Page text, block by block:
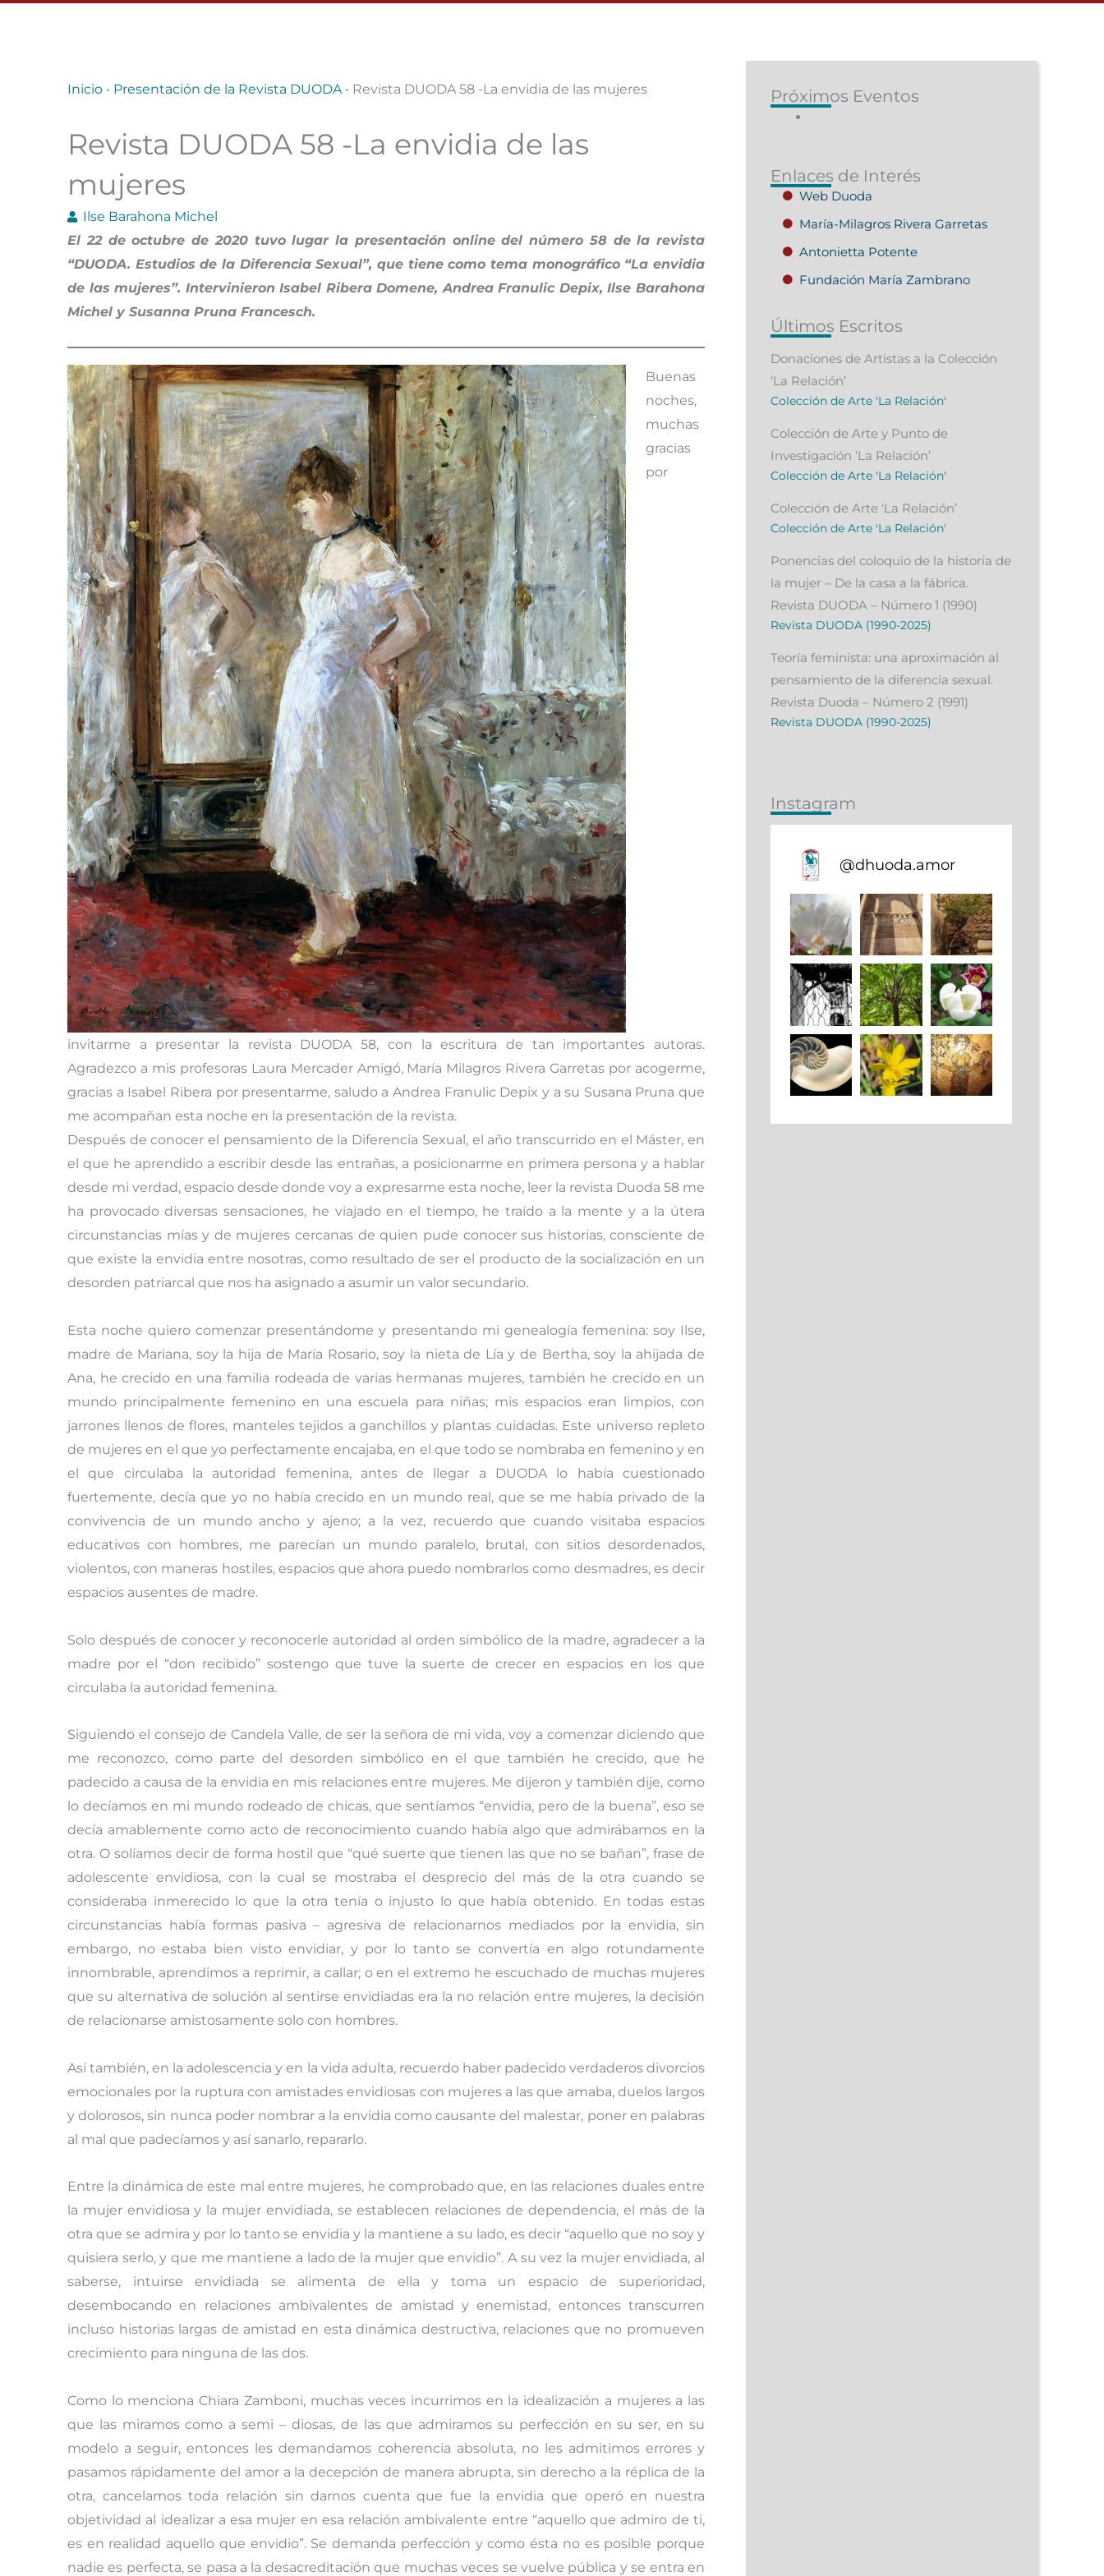
Inicio • Presentación de la Revista DUODA• Revista DUODA 58 -La envidia de las mujeres
Revista DUODA 58 -La envidia de las
mujeres
Ilse Barahona Michel
El 22 de octubre de 2020 tuvo lugar la presentación online del número 58 de la revista
“DUODA. Estudios de la Diferencia Sexual”, que tiene como tema monográfico “La envidia
de las mujeres”. Intervinieron Isabel Ribera Domene, Andrea Franulic Depix, Ilse Barahona
Michel y Susanna Pruna Francesch.
Buenas
noches,
muchas
gracias
por
invitarme a presentar la revista DUODA 58, con la escritura de tan importantes autoras.
Agradezco a mis profesoras Laura Mercader Amigó, María Milagros Rivera Garretas por acogerme,
gracias a Isabel Ribera por presentarme, saludo a Andrea Franulic Depix y a su Susana Pruna que
me acompañan esta noche en la presentación de la revista.
Después de conocer el pensamiento de la Diferencia Sexual, el año transcurrido en el Máster, en
el que he aprendido a escribir desde las entrañas, a posicionarme en primera persona y a hablar
desde mi verdad, espacio desde donde voy a expresarme esta noche, leer la revista Duoda 58 me
ha provocado diversas sensaciones, he viajado en el tiempo, he traído a la mente y a la útera
circunstancias mías y de mujeres cercanas de quien pude conocer sus historias, consciente de
que existe la envidia entre nosotras, como resultado de ser el producto de la socialización en un
desorden patriarcal que nos ha asignado a asumir un valor secundario.
Esta noche quiero comenzar presentándome y presentando mi genealogía femenina: soy Ilse,
madre de Mariana, soy la hija de María Rosario, soy la nieta de Lía y de Bertha, soy la ahijada de
Ana, he crecido en una familia rodeada de varias hermanas mujeres, también he crecido en un
mundo principalmente femenino en una escuela para niñas; mis espacios eran limpios, con
jarrones llenos de flores, manteles tejidos a ganchillos y plantas cuidadas. Este universo repleto
de mujeres en el que yo perfectamente encajaba, en el que todo se nombraba en femenino y en
el que circulaba la autoridad femenina, antes de llegar a DUODA lo había cuestionado
fuertemente, decía que yo no había crecido en un mundo real, que se me había privado de la
convivencia de un mundo ancho y ajeno; a la vez, recuerdo que cuando visitaba espacios
educativos con hombres, me parecían un mundo paralelo, brutal, con sitios desordenados,
violentos, con maneras hostiles, espacios que ahora puedo nombrarlos como desmadres, es decir
espacios ausentes de madre.
Solo después de conocer y reconocerle autoridad al orden simbólico de la madre, agradecer a la
madre por el “don recibido” sostengo que tuve la suerte de crecer en espacios en los que
circulaba la autoridad femenina.
Siguiendo el consejo de Candela Valle, de ser la señora de mi vida, voy a comenzar diciendo que
me reconozco, como parte del desorden simbólico en el que también he crecido, que he
padecido a causa de la envidia en mis relaciones entre mujeres. Me dijeron y también dije, como
lo decíamos en mi mundo rodeado de chicas, que sentíamos “envidia, pero de la buena”, eso se
decía amablemente como acto de reconocimiento cuando había algo que admirábamos en la
otra. O solíamos decir de forma hostil que “qué suerte que tienen las que no se bañan”, frase de
adolescente envidiosa, con la cual se mostraba el desprecio del más de la otra cuando se
consideraba inmerecido lo que la otra tenía o injusto lo que había obtenido. En todas estas
circunstancias había formas pasiva – agresiva de relacionarnos mediados por la envidia, sin
embargo, no estaba bien visto envidiar, y por lo tanto se convertía en algo rotundamente
innombrable, aprendimos a reprimir, a callar; o en el extremo he escuchado de muchas mujeres
que su alternativa de solución al sentirse envidiadas era la no relación entre mujeres, la decisión
de relacionarse amistosamente solo con hombres.
Así también, en la adolescencia y en la vida adulta, recuerdo haber padecido verdaderos divorcios
emocionales por la ruptura con amistades envidiosas con mujeres a las que amaba, duelos largos
y dolorosos, sin nunca poder nombrar a la envidia como causante del malestar, poner en palabras
al mal que padecíamos y así sanarlo, repararlo.
Entre la dinámica de este mal entre mujeres, he comprobado que, en las relaciones duales entre
la mujer envidiosa y la mujer envidiada, se establecen relaciones de dependencia, el más de la
otra que se admira y por lo tanto se envidia y la mantiene a su lado, es decir “aquello que no soy y
quisiera serlo, y que me mantiene a lado de la mujer que envidio”. A su vez la mujer envidiada, al
saberse, intuirse envidiada se alimenta de ella y toma un espacio de superioridad,
desembocando en relaciones ambivalentes de amistad y enemistad, entonces transcurren
incluso historias largas de amistad en esta dinámica destructiva, relaciones que no promueven
crecimiento para ninguna de las dos.
Como lo menciona Chiara Zamboni, muchas veces incurrimos en la idealización a mujeres a las
que las miramos como a semi – diosas, de las que admiramos su perfección en su ser, en su
modelo a seguir, entonces les demandamos coherencia absoluta, no les admitimos errores y
pasamos rápidamente del amor a la decepción de manera abrupta, sin derecho a la réplica de la
otra, cancelamos toda relación sin darnos cuenta que fue la envidia que operó en nuestra
objetividad al idealizar a esa mujer en esa relación ambivalente entre “aquello que admiro de ti,
es en realidad aquello que envidio”. Se demanda perfección y como ésta no es posible porque
nadie es perfecta, se pasa a la desacreditación que muchas veces se vuelve pública y se entra en
Próximos Eventos
Enlaces de Interés
Web Duoda
María-Milagros Rivera Garretas
Antonietta Potente
Fundación María Zambrano
Últimos Escritos
Donaciones de Artistas a la Colección
‘La Relación’
Colección de Arte 'La Relación'
Colección de Arte y Punto de
Investigación ‘La Relación’
Colección de Arte 'La Relación'
Colección de Arte ‘La Relación’
Colección de Arte 'La Relación'
Ponencias del coloquio de la historia de
la mujer – De la casa a la fábrica.
Revista DUODA – Número 1 (1990)
Revista DUODA (1990-2025)
Teoría feminista: una aproximación al
pensamiento de la diferencia sexual.
Revista Duoda – Número 2 (1991)
Revista DUODA (1990-2025)
Instagram
@dhuoda.amor